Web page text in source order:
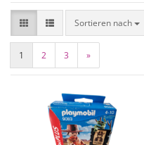
Sortieren nach
1 2 3 »